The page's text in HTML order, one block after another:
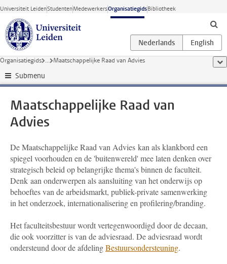
Ga direct naar de inhoud
Universiteit LeidenStudentenMedewerkersOrganisatiegidsBibliotheek
Organisatiegids ... Maatschappelijke Raad van Advies
Submenu
Maatschappelijke Raad van
Advies
De Maatschappelijke Raad van Advies kan als klankbord een
spiegel voorhouden en de 'buitenwereld' mee laten denken over
strategisch beleid op belangrijke thema's binnen de faculteit.
Denk aan onderwerpen als aansluiting van het onderwijs op
behoeftes van de arbeidsmarkt, publiek-private samenwerking
in het onderzoek, internationalisering en profilering/branding.
Het faculteitsbestuur wordt vertegenwoordigd door de decaan,
die ook voorzitter is van de adviesraad. De adviesraad wordt
ondersteund door de afdelingBestuursondersteuning.